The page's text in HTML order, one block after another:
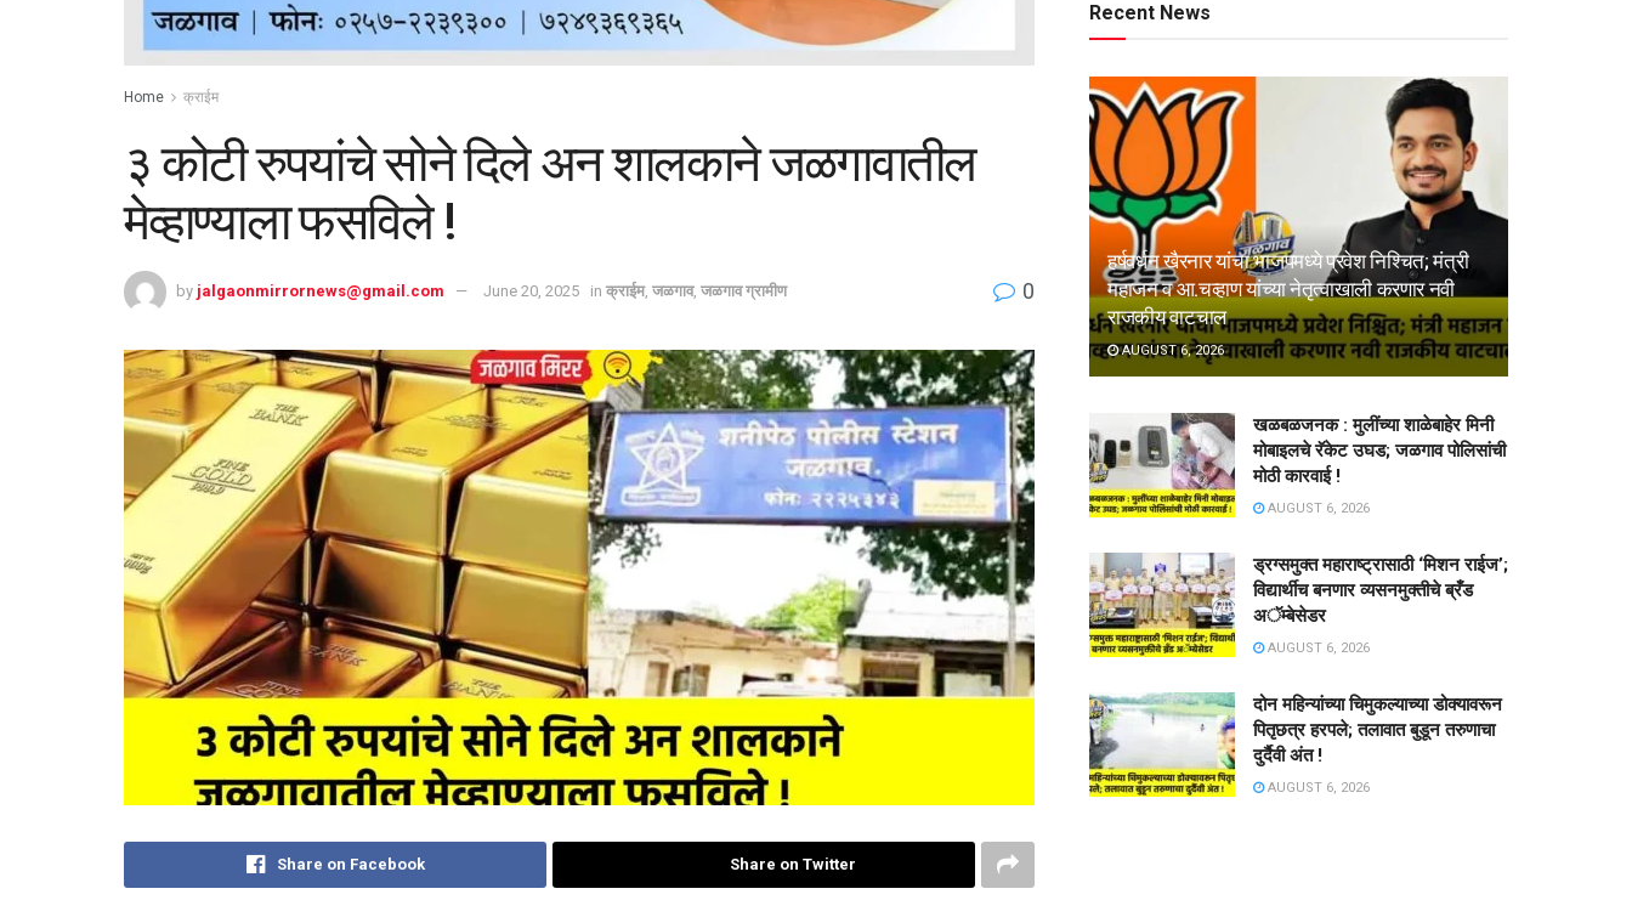
Home क्राईम
३ कोटी रुपयांचे सोने दिले अन शालकाने जळगावातील
मेव्हाण्याला फसविले !
by jalgaonmirrornews@gmail.com June 20, 2025 in क्राईम, जळगाव, जळगाव ग्रामीण 0
Share on Facebook Share on Twitter
Recent News
हर्षवर्धन खैरनार यांचा भाजपमध्ये प्रवेश निश्चित; मंत्री
महाजन व आ.चव्हाण यांच्या नेतृत्वाखाली करणार नवी
राजकीय वाटचाल
AUGUST 6, 2026
खळबळजनक : मुलींच्या शाळेबाहेर मिनी
मोबाइलचे रॅकेट उघड; जळगाव पोलिसांची
मोठी कारवाई !
AUGUST 6, 2026
ड्रग्समुक्त महाराष्ट्रासाठी ‘मिशन राईज’;
विद्यार्थीच बनणार व्यसनमुक्तीचे ब्रँड
अॅम्बेसेडर
AUGUST 6, 2026
दोन महिन्यांच्या चिमुकल्याच्या डोक्यावरून
पितृछत्र हरपले; तलावात बुडून तरुणाचा
दुर्दैवी अंत !
AUGUST 6, 2026